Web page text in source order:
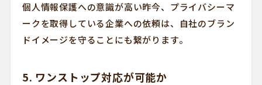
個人情報保護への意識が高い昨今、プライバシーマ
ークを取得している企業への依頼は、自社のブラン
ドイメージを守ることにも繋がります。
5. ワンストップ対応が可能か